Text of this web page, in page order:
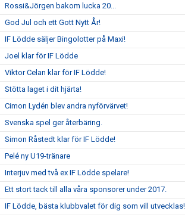
Rossi&Jörgen bakom lucka 20...
God Jul och ett Gott Nytt År!
IF Lödde säljer Bingolotter på Maxi!
Joel klar för IF Lödde
Viktor Celan klar för IF Lödde!
Stötta laget i dit hjärta!
Cimon Lydén blev andra nyförvärvet!
Svenska spel ger återbäring.
Simon Råstedt klar för IF Lödde!
Pelé ny U19-tränare
Interjuv med två ex IF Lödde spelare!
Ett stort tack till alla våra sponsorer under 2017.
IF Lödde, bästa klubbvalet för dig som vill utvecklas!